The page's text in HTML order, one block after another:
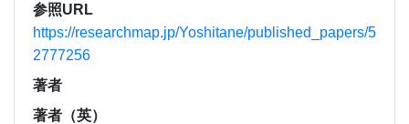
参照URL
https://researchmap.jp/Yoshitane/published_papers/5
2777256
著者
著者（英）